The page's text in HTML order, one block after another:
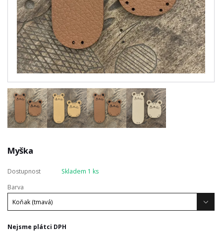
Myška
Dostupnost
Skladem 1 ks
Barva
Nejsme plátci DPH